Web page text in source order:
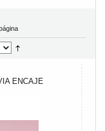
ENCAJE